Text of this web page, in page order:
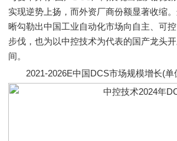
实现逆势上扬，而外资厂商份额显著收缩
晰勾勒出中国工业自动化市场向自主、可
步伐，也为以中控技术为代表的国产龙头
间。
2021-2026E中国DCS市场规模增长(单